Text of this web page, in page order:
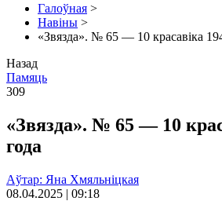
Галоўная >
Навіны >
«Звязда». № 65 — 10 красавіка
Назад
Памяць
309
«Звязда». № 65 — 10
года
Аўтар: Яна Хмяльніцкая
08.04.2025 | 09:18